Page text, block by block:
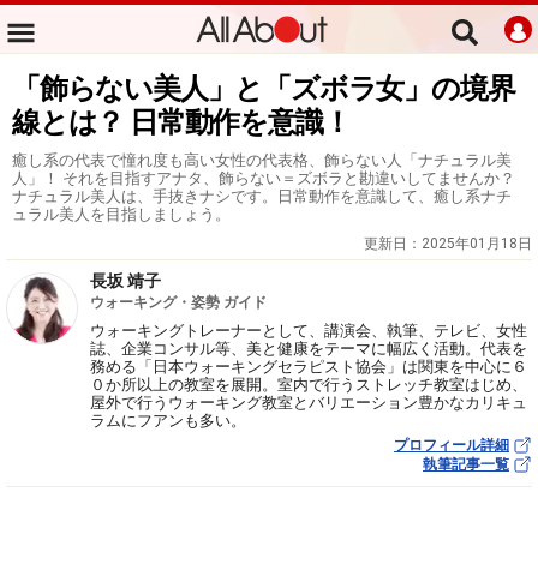
「飾らない美人」と「ズボラ女」の境界
線とは？ 日常動作を意識！
癒し系の代表で憧れ度も高い女性の代表格、飾らない人「ナチュラル美
人」！ それを目指すアナタ、飾らない＝ズボラと勘違いしてませんか？
ナチュラル美人は、手抜きナシです。日常動作を意識して、癒し系ナチ
ュラル美人を目指しましょう。
更新日： 2025年01月18日
長坂 靖子
ウォーキング・姿勢 ガイド
ウォーキングトレーナーとして、講演会、執筆、テレビ、女性
誌、企業コンサル等、美と健康をテーマに幅広く活動。代表を
務める「日本ウォーキングセラピスト協会」は関東を中心に６
０か所以上の教室を展開。室内で行うストレッチ教室はじめ、
屋外で行うウォーキング教室とバリエーション豊かなカリキュ
ラムにフアンも多い。
プロフィール詳細
執筆記事一覧